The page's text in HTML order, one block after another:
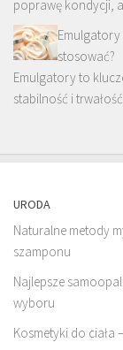
poprawę kondycji,
stosować?
Emulgatory to
stabilność i
URODA
Naturalne metody
szamponu
Najlepsze
wyboru
Kosmetyki do ciała